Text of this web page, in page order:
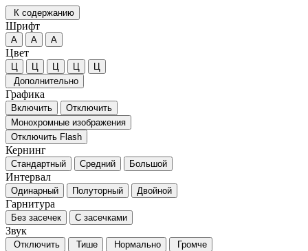
К содержанию
Шрифт
А А А
Цвет
Ц Ц Ц Ц
Ц
Дополнительно
Графика
Включить
Отключить
Монохромные изображения
Отключить Flash
Кернинг
Стандартный Средний Большой
Интервал
Одинарный Полуторный Двойной
Гарнитура
Без засечек С засечками
Звук
Отключить Тише Нормально Громче